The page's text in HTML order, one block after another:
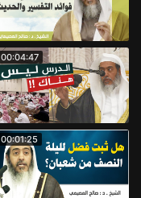
00:04:47
00:01:25